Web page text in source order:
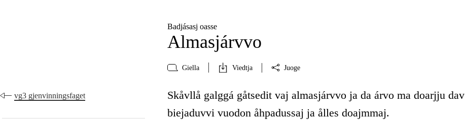
Badjásasj oasse
Almasjárvvo
Giella Viedtja Juoge
vg3 gjenvinningsfaget
Skåvllå galggá gåtsedit vaj almasjárvvo ja da árvo ma doarjju dav
biejaduvvi vuodon åhpadussaj ja ålles doajmmaj.